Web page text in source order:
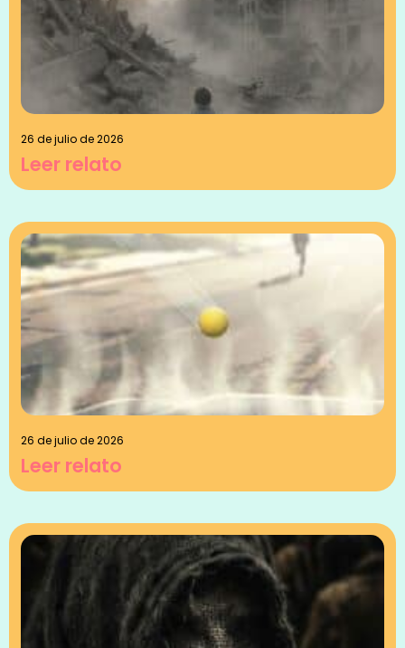
26 de julio de 2026
Leer relato
26 de julio de 2026
Leer relato